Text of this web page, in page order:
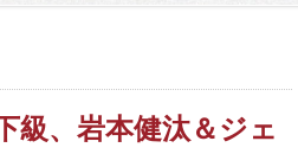
級、岩本健汰＆ジェ